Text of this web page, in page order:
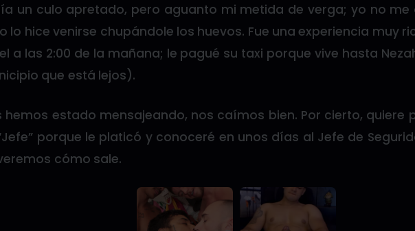
un culo apretado, pero aguanto mi metida de verga; yo no me
lo hice venirse chupándole los huevos. Fue una experiencia muy
a las 2:00 de la mañana; le pagué su taxi porque vive hasta
que está lejos).
hemos estado mensajeando, nos caímos bien. Por cierto, quiere
porque le platicó y conoceré en unos días al Jefe de
cómo sale.